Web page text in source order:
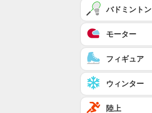
バドミントン
モーター
フィギュア
ウィンター
陸上